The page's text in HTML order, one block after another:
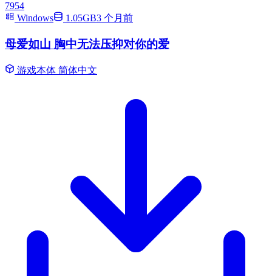
7954
Windows
1.05GB3 个月前
母爱如山 胸中无法压抑对你的爱
游戏本体 简体中文